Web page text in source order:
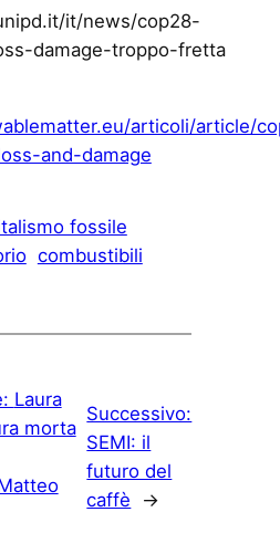
it/news/cop28-
damage-troppo-fretta
articoli/article/
and-damage
fossile
combustibili
Laura
morta
Successivo:
SEMI: il
futuro del
caffè
→